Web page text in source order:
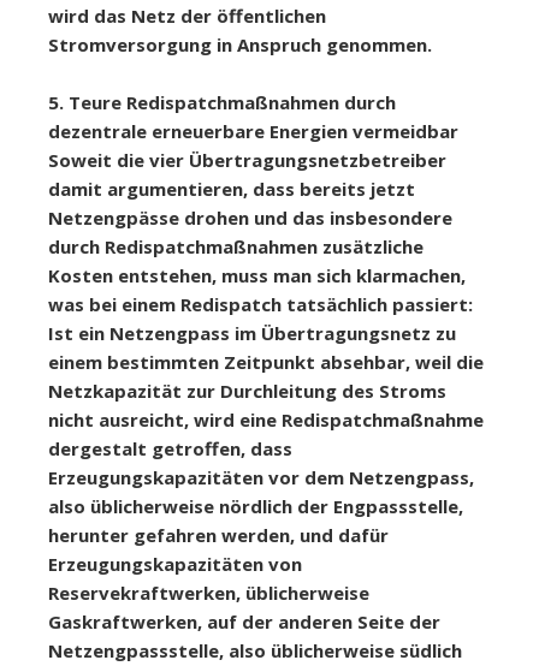
wird das Netz der öffentlichen
Stromversorgung in Anspruch genommen.
5. Teure Redispatchmaßnahmen durch
dezentrale erneuerbare Energien vermeidbar
Soweit die vier Übertragungsnetzbetreiber
damit argumentieren, dass bereits jetzt
Netzengpässe drohen und das insbesondere
durch Redispatchmaßnahmen zusätzliche
Kosten entstehen, muss man sich klarmachen,
was bei einem Redispatch tatsächlich passiert:
Ist ein Netzengpass im Übertragungsnetz zu
einem bestimmten Zeitpunkt absehbar, weil die
Netzkapazität zur Durchleitung des Stroms
nicht ausreicht, wird eine Redispatchmaßnahme
dergestalt getroffen, dass
Erzeugungskapazitäten vor dem Netzengpass,
also üblicherweise nördlich der Engpassstelle,
herunter gefahren werden, und dafür
Erzeugungskapazitäten von
Reservekraftwerken, üblicherweise
Gaskraftwerken, auf der anderen Seite der
Netzengpassstelle, also üblicherweise südlich